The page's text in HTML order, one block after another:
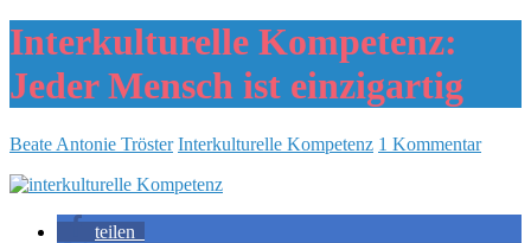
Interkulturelle Kompetenz:
Jeder Mensch ist einzigartig
Beate Antonie Tröster Interkulturelle Kompetenz 1 Kommentar
teilen